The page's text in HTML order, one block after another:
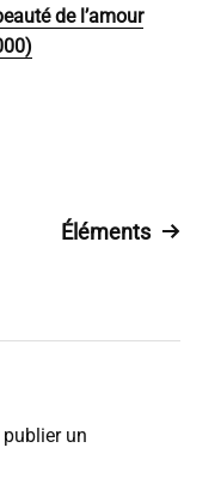
de l’amour
Éléments
un